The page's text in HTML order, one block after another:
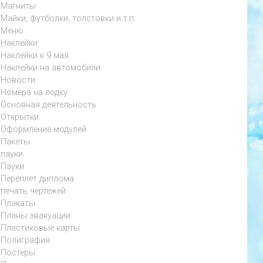
Магниты
Майки, футболки, толстовки и т.п.
Меню
Наклейки
Наклейки к 9 мая
Наклейки на автомобили
Новости
Номера на лодку
Основная деятельность
Открытки
Оформление модулей
Пакеты
пауки
Пауки
Переплет диплома
печать чертежей
Плакаты
Планы эвакуации
Пластиковые карты
Полиграфия
Постеры